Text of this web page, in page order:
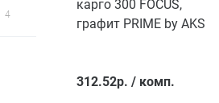
4
карго 300 FOCUS,
графит PRIME by AKS
312.52р. / комп.